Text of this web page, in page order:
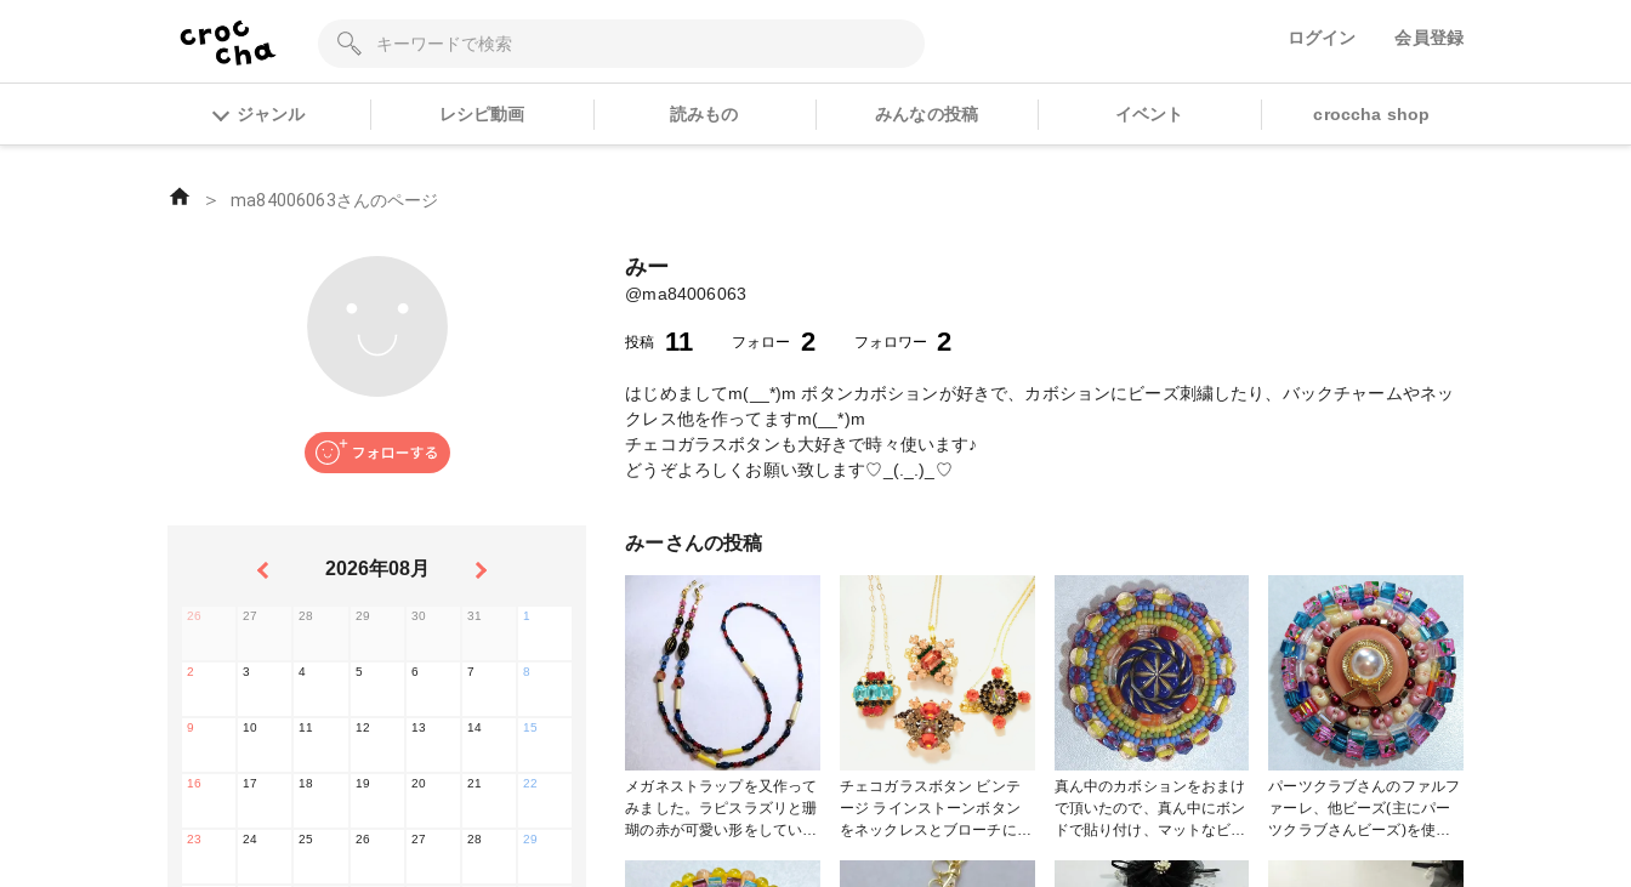
ログイン 会員登録
ジャンル レシピ動画 読みもの みんなの投稿 イベント croccha shop
＞ ma84006063さんのページ
2026年08月
26 27 28 29 30 31 1
2 3 4 5 6 7 8
9 10 11 12 13 14 15
16 17 18 19 20 21 22
23 24 25 26 27 28 29
みー
@ma84006063
投稿 11 フォロー 2 フォロワー 2
はじめましてm(__*)m ボタンカボションが好きで、カボションにビーズ刺繍したり、バックチャームやネッ
クレス他を作ってますm(__*)m
チェコガラスボタンも大好きで時々使います♪
どうぞよろしくお願い致します♡_(._.)_♡
みーさんの投稿
メガネストラップを又作って
みました。ラピスラズリと珊
瑚の赤が可愛い形をしていて
ガネに付けてみたら、秋、冬
チェコガラスボタン ビンテ
ージ ラインストーンボタン
をネックレスとブローチにし
を取り、透かしパーツを貼
真ん中のカボションをおまけ
で頂いたので、真ん中にボン
ドで貼り付け、マットなビー
取りは貴和製作所さんのチェ
パーツクラブさんのファルフ
ァーレ、他ビーズ(主にパー
ツクラブさんビーズ)を使
作らせて頂きました。外側は